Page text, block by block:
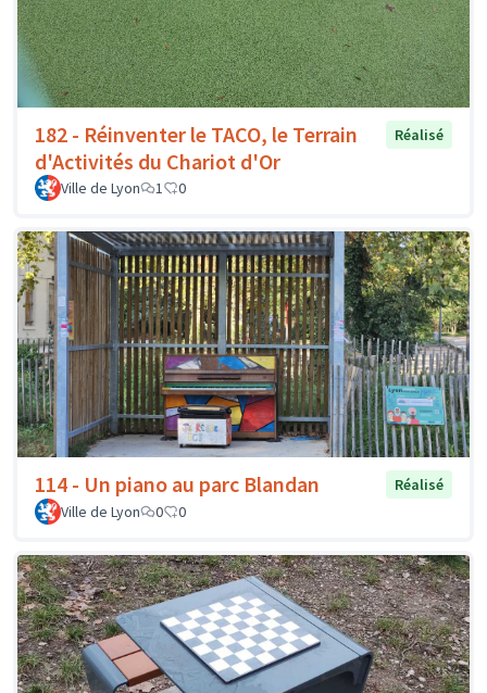
182 - Réinventer le TACO, le Terrain
d'Activités du Chariot d'Or
Réalisé
Ville de Lyon 1 0
114 - Un piano au parc Blandan
Réalisé
Ville de Lyon
0 0